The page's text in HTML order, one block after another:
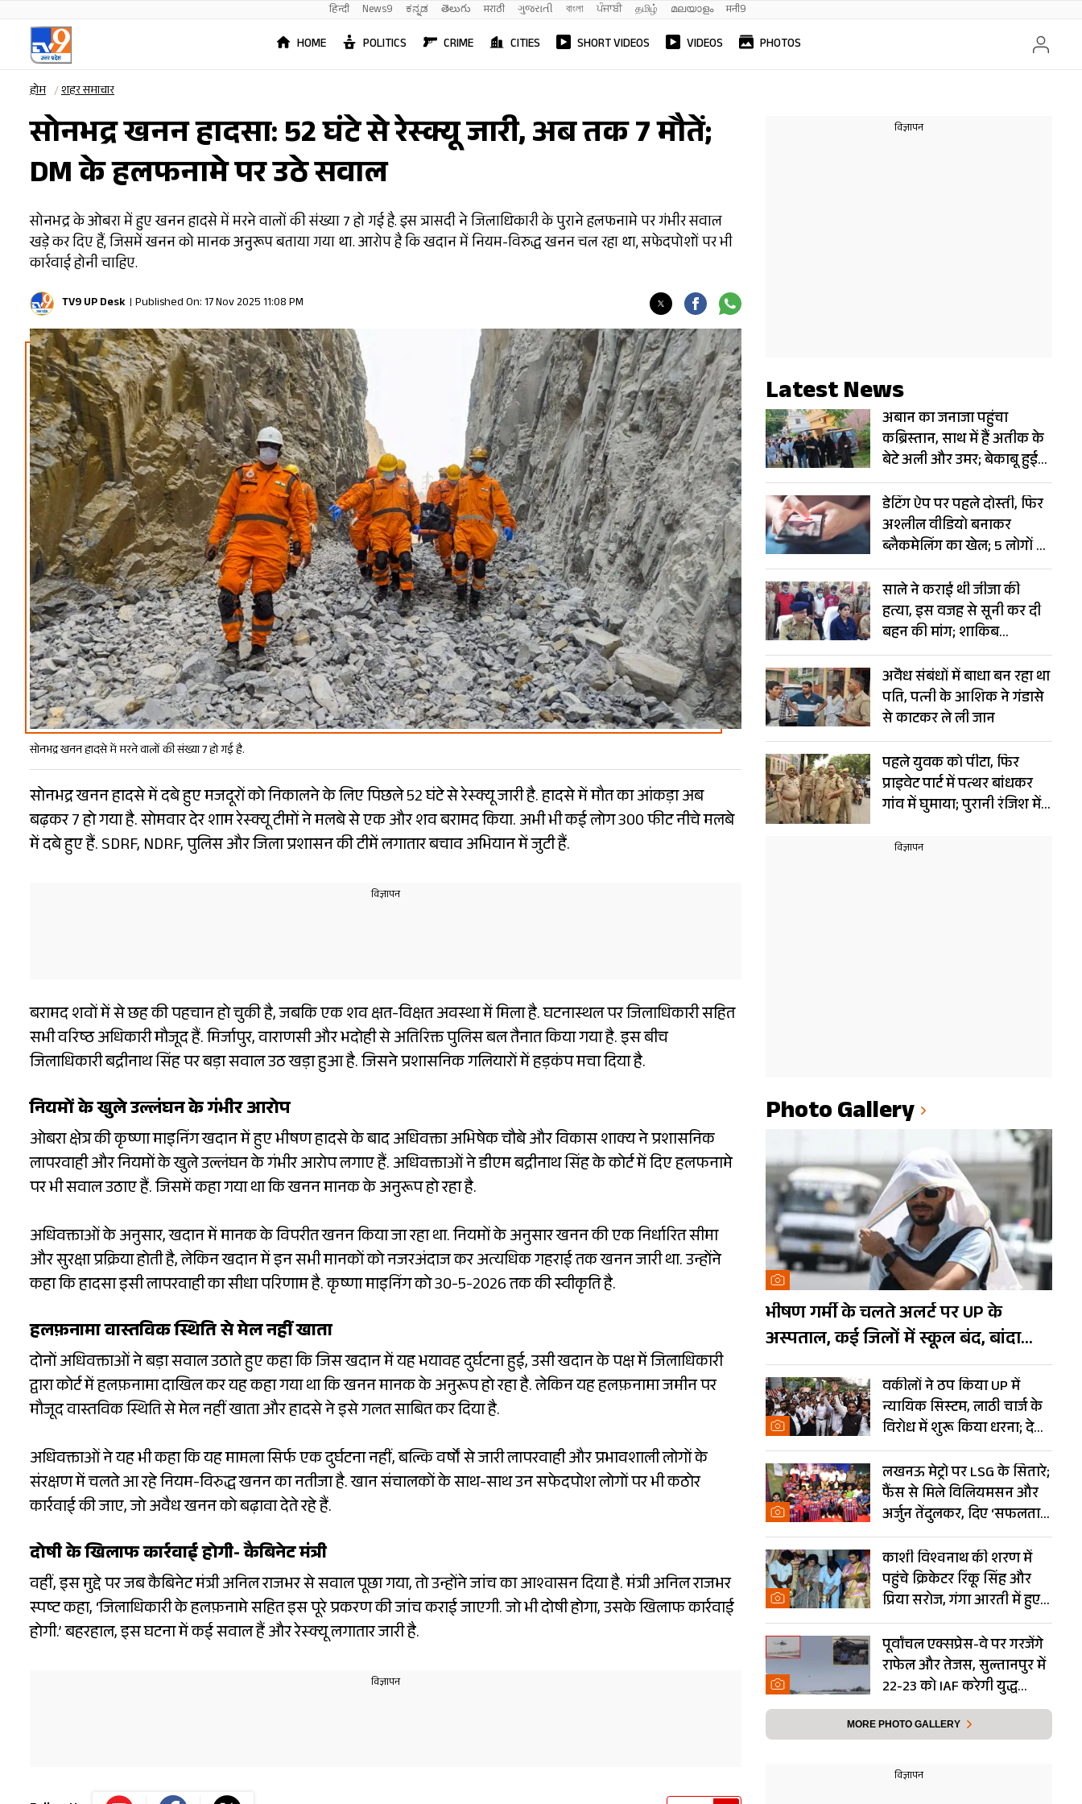
हिन्दी News9 ಕನ್ನಡ తెలుగు मराठी ગુજરાતી বাংলা ਪੰਜਾਬੀ தமிழ் മലയാളം मनी9
HOME POLITICS CRIME CITIES SHORT VIDEOS VIDEOS PHOTOS
होम शहर समाचार
सोनभद्र खनन हादसा: 52 घंटे से रेस्क्यू जारी, अब तक 7 मौतें;
DM के हलफनामे पर उठे सवाल
सोनभद्र के ओबरा में हुए खनन हादसे में मरने वालों की संख्या 7 हो गई है. इस त्रासदी ने जिलाधिकारी के पुराने हलफनामे पर गंभीर सवाल
खड़े कर दिए हैं, जिसमें खनन को मानक अनुरूप बताया गया था. आरोप है कि खदान में नियम-विरुद्ध खनन चल रहा था, सफेदपोशों पर भी
कार्रवाई होनी चाहिए.
TV9 UP Desk Published On: 17 Nov 2025 11:08 PM
सोनभद्र खनन हादसे में मरने वालों की संख्या 7 हो गई है.
सोनभद्र खनन हादसे में दबे हुए मजदूरों को निकालने के लिए पिछले 52 घंटे से रेस्क्यू जारी है. हादसे में मौत का आंकड़ा अब
बढ़कर 7 हो गया है. सोमवार देर शाम रेस्क्यू टीमों ने मलबे से एक और शव बरामद किया. अभी भी कई लोग 300 फीट नीचे मलबे
में दबे हुए हैं. SDRF, NDRF, पुलिस और जिला प्रशासन की टीमें लगातार बचाव अभियान में जुटी हैं.
बरामद शवों में से छह की पहचान हो चुकी है, जबकि एक शव क्षत-विक्षत अवस्था में मिला है. घटनास्थल पर जिलाधिकारी सहित
सभी वरिष्ठ अधिकारी मौजूद हैं. मिर्जापुर, वाराणसी और भदोही से अतिरिक्त पुलिस बल तैनात किया गया है. इस बीच
जिलाधिकारी बद्रीनाथ सिंह पर बड़ा सवाल उठ खड़ा हुआ है. जिसने प्रशासनिक गलियारों में हड़कंप मचा दिया है.
नियमों के खुले उल्लंघन के गंभीर आरोप
ओबरा क्षेत्र की कृष्णा माइनिंग खदान में हुए भीषण हादसे के बाद अधिवक्ता अभिषेक चौबे और विकास शाक्य ने प्रशासनिक
लापरवाही और नियमों के खुले उल्लंघन के गंभीर आरोप लगाए हैं. अधिवक्ताओं ने डीएम बद्रीनाथ सिंह के कोर्ट में दिए हलफनामे
पर भी सवाल उठाए हैं. जिसमें कहा गया था कि खनन मानक के अनुरूप हो रहा है.
अधिवक्ताओं के अनुसार, खदान में मानक के विपरीत खनन किया जा रहा था. नियमों के अनुसार खनन की एक निर्धारित सीमा
और सुरक्षा प्रक्रिया होती है, लेकिन खदान में इन सभी मानकों को नजरअंदाज कर अत्यधिक गहराई तक खनन जारी था. उन्होंने
कहा कि हादसा इसी लापरवाही का सीधा परिणाम है. कृष्णा माइनिंग को 30-5-2026 तक की स्वीकृति है.
हलफ़नामा वास्तविक स्थिति से मेल नहीं खाता
दोनों अधिवक्ताओं ने बड़ा सवाल उठाते हुए कहा कि जिस खदान में यह भयावह दुर्घटना हुई, उसी खदान के पक्ष में जिलाधिकारी
द्वारा कोर्ट में हलफ़नामा दाखिल कर यह कहा गया था कि खनन मानक के अनुरूप हो रहा है. लेकिन यह हलफ़नामा जमीन पर
मौजूद वास्तविक स्थिति से मेल नहीं खाता और हादसे ने इसे गलत साबित कर दिया है.
अधिवक्ताओं ने यह भी कहा कि यह मामला सिर्फ एक दुर्घटना नहीं, बल्कि वर्षों से जारी लापरवाही और प्रभावशाली लोगों के
संरक्षण में चलते आ रहे नियम-विरुद्ध खनन का नतीजा है. खान संचालकों के साथ-साथ उन सफेदपोश लोगों पर भी कठोर
कार्रवाई की जाए, जो अवैध खनन को बढ़ावा देते रहे हैं.
दोषी के खिलाफ कार्रवाई होगी- कैबिनेट मंत्री
वहीं, इस मुद्दे पर जब कैबिनेट मंत्री अनिल राजभर से सवाल पूछा गया, तो उन्होंने जांच का आश्वासन दिया है. मंत्री अनिल राजभर
स्पष्ट कहा, ‘जिलाधिकारी के हलफ़नामे सहित इस पूरे प्रकरण की जांच कराई जाएगी. जो भी दोषी होगा, उसके खिलाफ कार्रवाई
होगी.’ बहरहाल, इस घटना में कई सवाल हैं और रेस्क्यू लगातार जारी है.
Latest News
अबान का जनाजा पहुंचा
कब्रिस्तान, साथ में हैं अतीक के
बेटे अली और उमर; बेकाबू हुई
भीड़
डेटिंग ऐप पर पहले दोस्ती, फिर
अश्लील वीडियो बनाकर
ब्लैकमेलिंग का खेल; 5 लोगों से
ठग लिए 6 करोड़
साले ने कराई थी जीजा की
हत्या, इस वजह से सूनी कर दी
बहन की मांग; शाकिब
हत्याकांड में बड़ा खुलासा
अवैध संबंधों में बाधा बन रहा था
पति, पत्नी के आशिक ने गंडासे
से काटकर ले ली जान
पहले युवक को पीटा, फिर
प्राइवेट पार्ट में पत्थर बांधकर
गांव में घुमाया; पुरानी रंजिश में
Photo Gallery
भीषण गर्मी के चलते अलर्ट पर UP के
अस्पताल, कई जिलों में स्कूल बंद, बांदा
दुनिया का तीसरा सबसे गर्म शहर
वकीलों ने ठप किया UP में
न्यायिक सिस्टम, लाठी चार्ज के
विरोध में शुरू किया धरना; देखें
Photos
लखनऊ मेट्रो पर LSG के सितारे;
फैंस से मिले विलियमसन और
अर्जुन तेंदुलकर, दिए ‘सफलता
के मंत्र’- PHOTOS
काशी विश्वनाथ की शरण में
पहुंचे क्रिकेटर रिंकू सिंह और
प्रिया सरोज, गंगा आरती में हुए
शामिल- Photos
पूर्वांचल एक्सप्रेस-वे पर गरजेंगे
राफेल और तेजस, सुल्तानपुर में
22-23 को IAF करेगी युद्ध
अभ्यास
MORE PHOTO GALLERY